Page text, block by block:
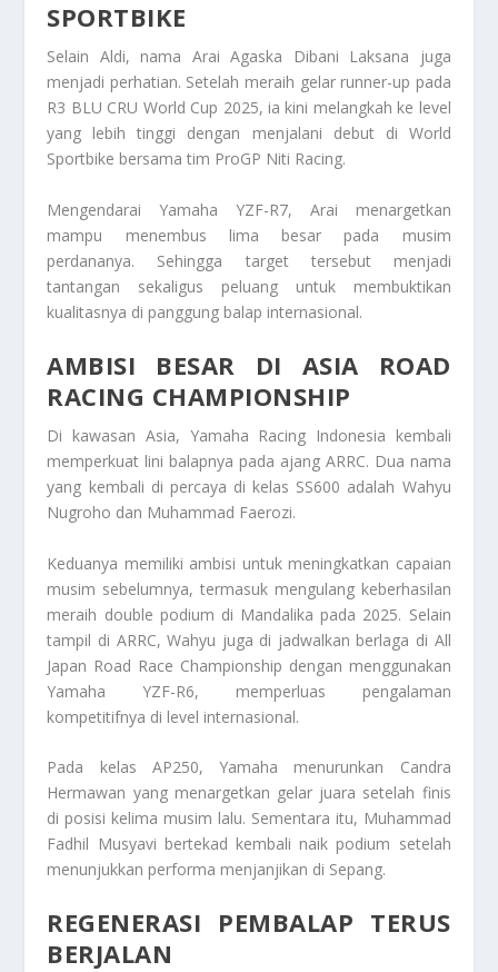
SPORTBIKE
Selain Aldi, nama Arai Agaska Dibani Laksana juga
menjadi perhatian. Setelah meraih gelar runner-up pada
R3 BLU CRU World Cup 2025, ia kini melangkah ke level
yang lebih tinggi dengan menjalani debut di World
Sportbike bersama tim ProGP Niti Racing.
Mengendarai Yamaha YZF-R7, Arai menargetkan
mampu menembus lima besar pada musim
perdananya. Sehingga target tersebut menjadi
tantangan sekaligus peluang untuk membuktikan
kualitasnya di panggung balap internasional.
AMBISI BESAR DI ASIA ROAD
RACING CHAMPIONSHIP
Di kawasan Asia, Yamaha Racing Indonesia kembali
memperkuat lini balapnya pada ajang ARRC. Dua nama
yang kembali di percaya di kelas SS600 adalah Wahyu
Nugroho dan Muhammad Faerozi.
Keduanya memiliki ambisi untuk meningkatkan capaian
musim sebelumnya, termasuk mengulang keberhasilan
meraih double podium di Mandalika pada 2025. Selain
tampil di ARRC, Wahyu juga di jadwalkan berlaga di All
Japan Road Race Championship dengan menggunakan
Yamaha YZF-R6, memperluas pengalaman
kompetitifnya di level internasional.
Pada kelas AP250, Yamaha menurunkan Candra
Hermawan yang menargetkan gelar juara setelah finis
di posisi kelima musim lalu. Sementara itu, Muhammad
Fadhil Musyavi bertekad kembali naik podium setelah
menunjukkan performa menjanjikan di Sepang.
REGENERASI PEMBALAP TERUS
BERJALAN